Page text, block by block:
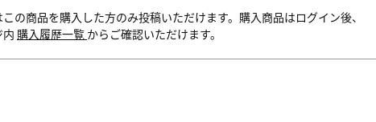
この商品を購入した方のみ投稿いただけます。購入商品はログイン後、
購入履歴一覧 からご確認いただけます。